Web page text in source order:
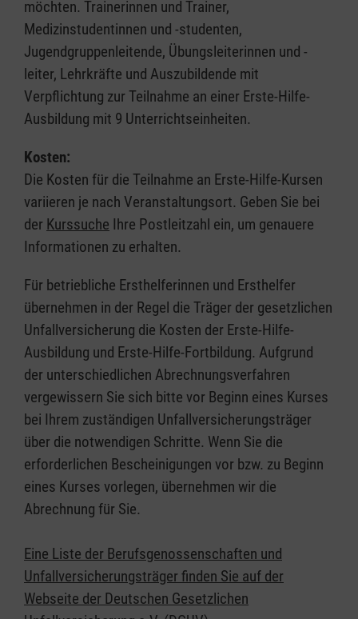
möchten. Trainerinnen und Trainer,
Medizinstudentinnen und -studenten,
Jugendgruppenleitende, Übungsleiterinnen und -
leiter, Lehrkräfte und Auszubildende mit
Verpflichtung zur Teilnahme an einer Erste-Hilfe-
Ausbildung mit 9 Unterrichtseinheiten.
Kosten:
Die Kosten für die Teilnahme an Erste-Hilfe-Kursen
variieren je nach Veranstaltungsort. Geben Sie bei
der Kurssuche Ihre Postleitzahl ein, um genauere
Informationen zu erhalten.
Für betriebliche Ersthelferinnen und Ersthelfer
übernehmen in der Regel die Träger der gesetzlichen
Unfallversicherung die Kosten der Erste-Hilfe-
Ausbildung und Erste-Hilfe-Fortbildung. Aufgrund
der unterschiedlichen Abrechnungsverfahren
vergewissern Sie sich bitte vor Beginn eines Kurses
bei Ihrem zuständigen Unfallversicherungsträger
über die notwendigen Schritte. Wenn Sie die
erforderlichen Bescheinigungen vor bzw. zu Beginn
eines Kurses vorlegen, übernehmen wir die
Abrechnung für Sie.
Eine Liste der Berufsgenossenschaften und
Unfallversicherungsträger finden Sie auf der
Webseite der Deutschen Gesetzlichen